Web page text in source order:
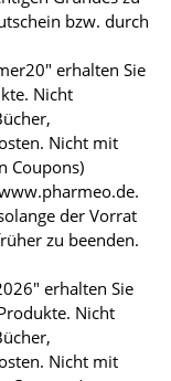
bzw. durch
erhalten Sie
Nicht
Nicht mit
Coupons)
der Vorrat
zu beenden.
erhalten Sie
Nicht
Nicht mit